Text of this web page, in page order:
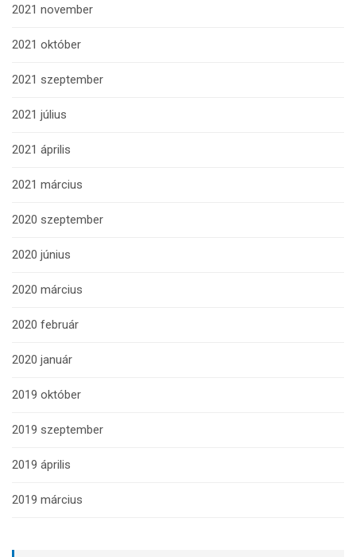
2021 november
2021 október
2021 szeptember
2021 július
2021 április
2021 március
2020 szeptember
2020 június
2020 március
2020 február
2020 január
2019 október
2019 szeptember
2019 április
2019 március